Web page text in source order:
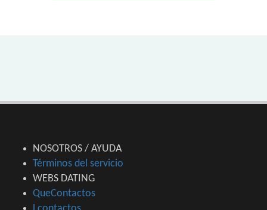
NOSOTROS / AYUDA
Términos del servicio
WEBS DATING
QueContactos